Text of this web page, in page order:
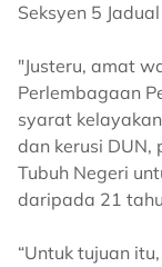
Seksyen 5
"Justeru, amat
Perlembagaan
syarat
dan kerusi
Tubuh Negeri
daripada 21
“Untuk tujuan